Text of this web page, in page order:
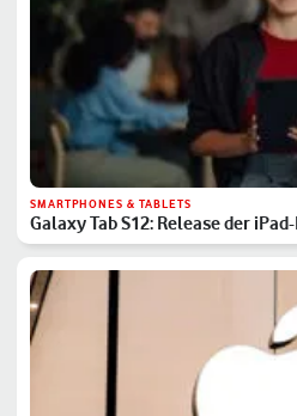
SMARTPHONES & TABLETS
Galaxy Tab S12: Release der